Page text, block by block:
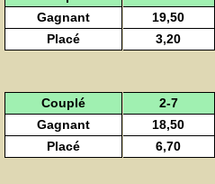
Gagnant
19,50
Placé
3,20
Couplé 2-7
Gagnant
18,50
Placé
6,70